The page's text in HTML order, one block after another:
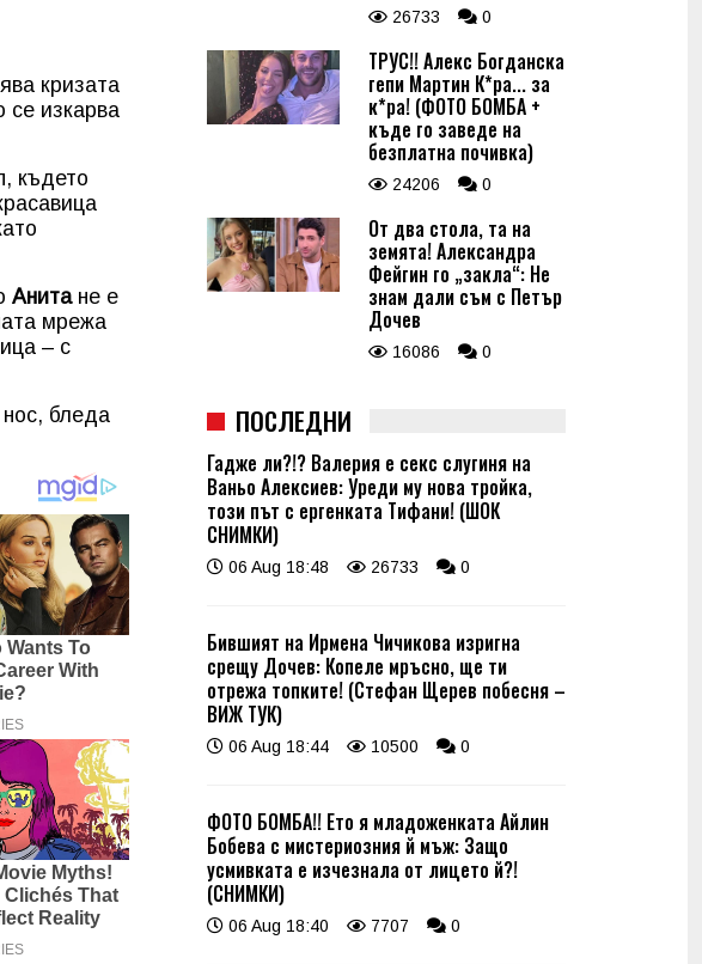
кризата
се изкарва
където
Анитане е
мрежа
– с
бледа
26733 0
ТРУС!! Алекс Богданска
гепи Мартин К*ра... за
к*ра! (ФОТО БОМБА +
къде го заведе на
безплатна почивка)
24206 0
От два стола, та на
земята! Александра
Фейгин го „закла“: Не
знам дали съм с Петър
Дочев
16086 0
ПОСЛЕДНИ
Гадже ли?!? Валерия е секс слугиня на
Ваньо Алексиев: Уреди му нова тройка,
този път с ергенката Тифани! (ШОК
СНИМКИ)
06 Aug 18:48 26733 0
Бившият на Ирмена Чичикова изригна
срещу Дочев: Копеле мръсно, ще ти
отрежа топките! (Стефан Щерев побесня –
ВИЖ ТУК)
06 Aug 18:44 10500 0
ФОТО БОМБА!! Ето я младоженката Айлин
Бобева с мистериозния й мъж: Защо
усмивката е изчезнала от лицето й?!
(СНИМКИ)
06 Aug 18:40 7707 0